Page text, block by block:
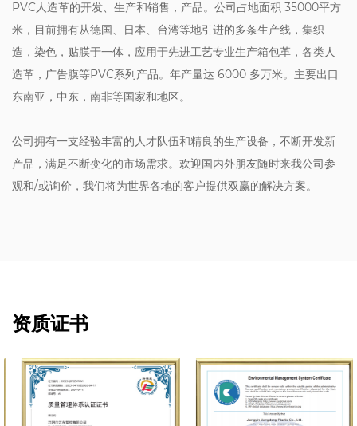
PVC人造革的开发、生产和销售，产品。公司占地面积 35000平方
米，目前拥有从德国、日本、台湾等地引进的多条生产线，集织
造，染色，贴膜于一体，应用于先进工艺专业生产箱包革，各类人
造革，广告膜等PVC系列产品。年产量达 6000 多万米。主要出口
东南亚，中东，南非等国家和地区。
公司拥有一支经验丰富的人才队伍和精良的生产设备，不断开发新
产品，满足不断变化的市场需求。欢迎国内外朋友随时来我公司参
观和/或询价，我们将为世界各地的客户提供双赢的解决方案。
资质证书